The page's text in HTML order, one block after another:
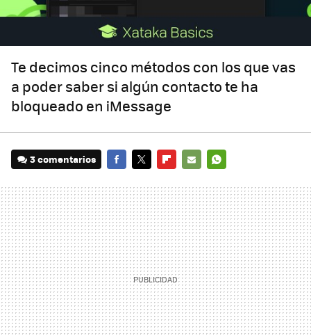
Te decimos cinco métodos con los que vas
a poder saber si algún contacto te ha
bloqueado en iMessage
3 comentarios
MAIL